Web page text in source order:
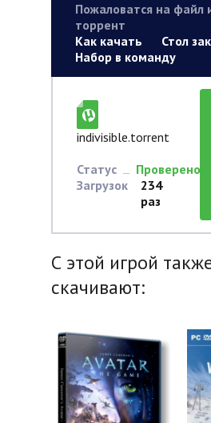
Пожаловатся на файл
торрент
Как качать
Стол
Набор в команду
indivisible.torrent
Статус
Проверено
Загрузок
234
раз
С этой игрой
скачивают: